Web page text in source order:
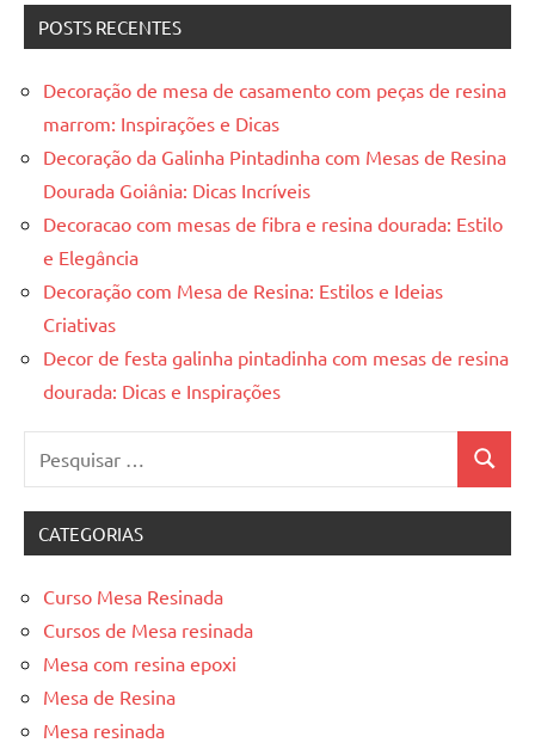
POSTS RECENTES
Decoração de mesa de casamento com peças de resina
marrom: Inspirações e Dicas
Decoração da Galinha Pintadinha com Mesas de Resina
Dourada Goiânia: Dicas Incríveis
Decoracao com mesas de fibra e resina dourada: Estilo
e Elegância
Decoração com Mesa de Resina: Estilos e Ideias
Criativas
Decor de festa galinha pintadinha com mesas de resina
dourada: Dicas e Inspirações
CATEGORIAS
Curso Mesa Resinada
Cursos de Mesa resinada
Mesa com resina epoxi
Mesa de Resina
Mesa resinada